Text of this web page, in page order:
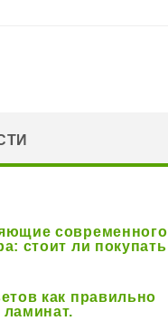
современного
стоит ли покупать
как правильно